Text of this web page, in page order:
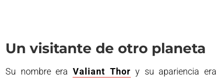
Un visitante de otro planeta
Su nombre era Valiant Thor y su apariencia era